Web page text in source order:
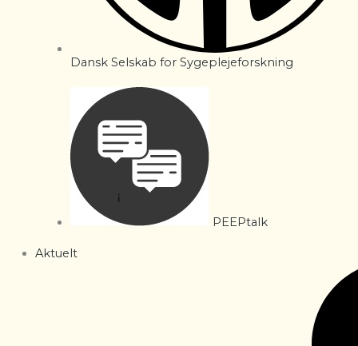
Dansk Selskab for Sygeplejeforskning
PEEPtalk
Aktuelt